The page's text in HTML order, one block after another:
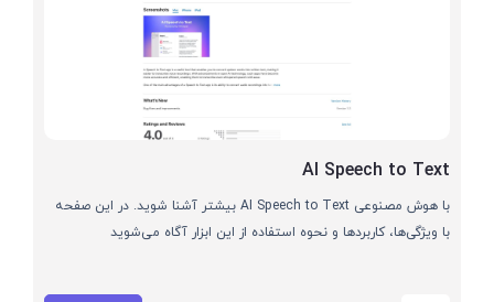
AI Speech to Text
با هوش مصنوعی AI Speech to Text بیشتر آشنا شوید. در این صفحه
با ویژگی‌ها، کاربردها و نحوه استفاده از این ابزار آگاه می‌شوید